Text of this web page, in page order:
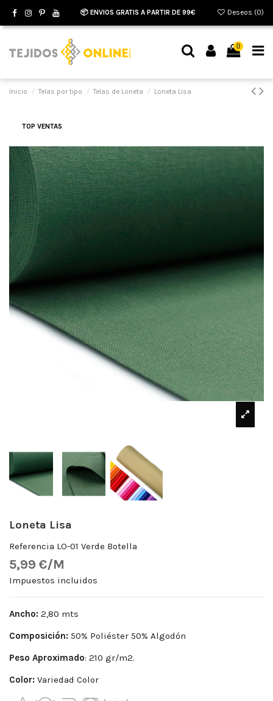
📦 ENVIOS GRATIS A PARTIR DE 99€ Deseos (0)
0
Inicio Telas por tipo Telas de Loneta Loneta Lisa
TOP VENTAS
Loneta Lisa
Referencia LO-01 Verde Botella
5,99 €/M
Impuestos incluidos
Ancho: 2,80 mts
Composición: 50% Poliéster 50% Algodón
Peso Aproximado: 210 gr/m2.
Color: Variedad Color